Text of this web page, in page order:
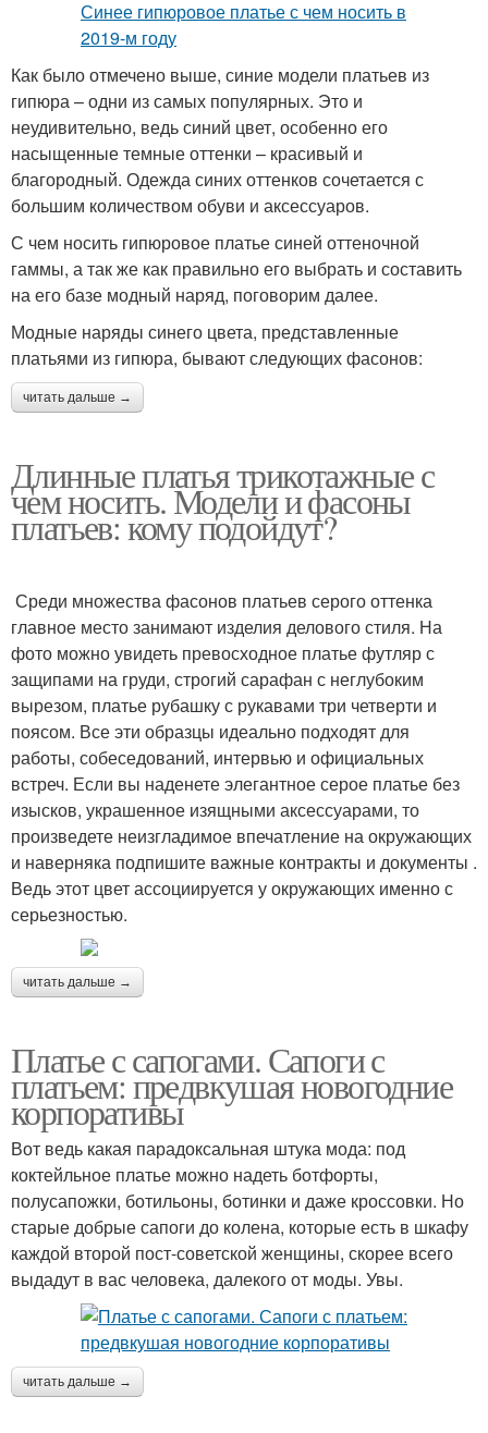
Как было отмечено выше, синие модели платьев из
гипюра – одни из самых популярных. Это и
неудивительно, ведь синий цвет, особенно его
насыщенные темные оттенки – красивый и
благородный. Одежда синих оттенков сочетается с
большим количеством обуви и аксессуаров.
С чем носить гипюровое платье синей оттеночной
гаммы, а так же как правильно его выбрать и составить
на его базе модный наряд, поговорим далее.
Модные наряды синего цвета, представленные
платьями из гипюра, бывают следующих фасонов:
читать дальше →
Длинные платья трикотажные с
чем носить. Модели и фасоны
платьев: кому подойдут?
Среди множества фасонов платьев серого оттенка
главное место занимают изделия делового стиля. На
фото можно увидеть превосходное платье футляр с
защипами на груди, строгий сарафан с неглубоким
вырезом, платье рубашку с рукавами три четверти и
поясом. Все эти образцы идеально подходят для
работы, собеседований, интервью и официальных
встреч. Если вы наденете элегантное серое платье без
изысков, украшенное изящными аксессуарами, то
произведете неизгладимое впечатление на окружающих
и наверняка подпишите важные контракты и документы .
Ведь этот цвет ассоциируется у окружающих именно с
серьезностью.
читать дальше →
Платье с сапогами. Сапоги с
платьем: предвкушая новогодние
корпоративы
Вот ведь какая парадоксальная штука мода: под
коктейльное платье можно надеть ботфорты,
полусапожки, ботильоны, ботинки и даже кроссовки. Но
старые добрые сапоги до колена, которые есть в шкафу
каждой второй пост-советской женщины, скорее всего
выдадут в вас человека, далекого от моды. Увы.
читать дальше →